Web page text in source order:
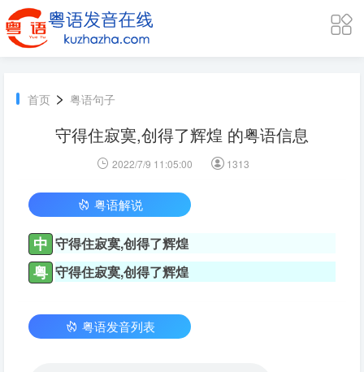
首页 > 粤语句子
守得住寂寞,创得了辉煌 的粤语信息
2022/7/9 11:05:00 1313
粤语解说
中 守得住寂寞,创得了辉煌
粤 守得住寂寞,创得了辉煌
粤语发音列表